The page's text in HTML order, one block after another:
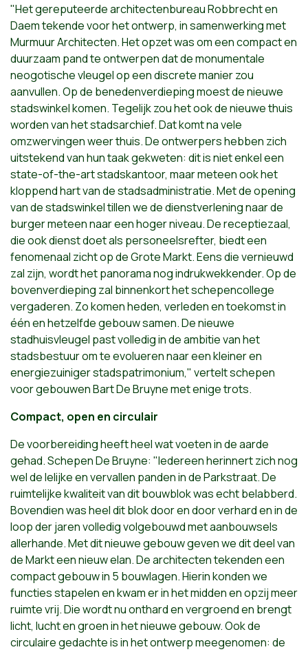
"Het gereputeerde architectenbureau Robbrecht en
Daem tekende voor het ontwerp, in samenwerking met
Murmuur Architecten. Het opzet was om een compact en
duurzaam pand te ontwerpen dat de monumentale
neogotische vleugel op een discrete manier zou
aanvullen. Op de benedenverdieping moest de nieuwe
stadswinkel komen. Tegelijk zou het ook de nieuwe thuis
worden van het stadsarchief. Dat komt na vele
omzwervingen weer thuis. De ontwerpers hebben zich
uitstekend van hun taak gekweten: dit is niet enkel een
state-of-the-art stadskantoor, maar meteen ook het
kloppend hart van de stadsadministratie. Met de opening
van de stadswinkel tillen we de dienstverlening naar de
burger meteen naar een hoger niveau. De receptiezaal,
die ook dienst doet als personeelsrefter, biedt een
fenomenaal zicht op de Grote Markt. Eens die vernieuwd
zal zijn, wordt het panorama nog indrukwekkender. Op de
bovenverdieping zal binnenkort het schepencollege
vergaderen. Zo komen heden, verleden en toekomst in
één en hetzelfde gebouw samen. De nieuwe
stadhuisvleugel past volledig in de ambitie van het
stadsbestuur om te evolueren naar een kleiner en
energiezuiniger stadspatrimonium," vertelt schepen
voor gebouwen Bart De Bruyne met enige trots.
Compact, open en circulair
De voorbereiding heeft heel wat voeten in de aarde
gehad. Schepen De Bruyne: "Iedereen herinnert zich nog
wel de lelijke en vervallen panden in de Parkstraat. De
ruimtelijke kwaliteit van dit bouwblok was echt belabberd.
Bovendien was heel dit blok door en door verhard en in de
loop der jaren volledig volgebouwd met aanbouwsels
allerhande. Met dit nieuwe gebouw geven we dit deel van
de Markt een nieuw elan. De architecten tekenden een
compact gebouw in 5 bouwlagen. Hierin konden we
functies stapelen en kwam er in het midden en opzij meer
ruimte vrij. Die wordt nu onthard en vergroend en brengt
licht, lucht en groen in het nieuwe gebouw. Ook de
circulaire gedachte is in het ontwerp meegenomen: de